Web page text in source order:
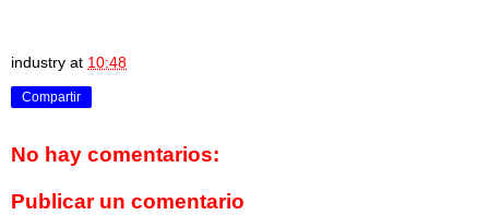
industry at 10:48
Compartir
No hay comentarios:
Publicar un comentario